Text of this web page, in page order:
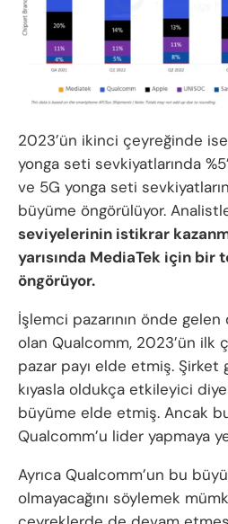
2023’ün ikinci çeyreğinde ise
yonga seti sevkiyatlarında
ve 5G yonga seti
büyüme öngörülüyor.
seviyelerinin istikrar
yarısında MediaTek için bir
öngörüyor.
İşlemci pazarının önde
olan Qualcomm, 2023’ün ilk
pazar payı elde etmiş.
kıyasla oldukça etkileyici
büyüme elde etmiş. Ancak
Qualcomm’u lider yapmaya
Ayrıca Qualcomm’un bu
olmayacağını söylemek